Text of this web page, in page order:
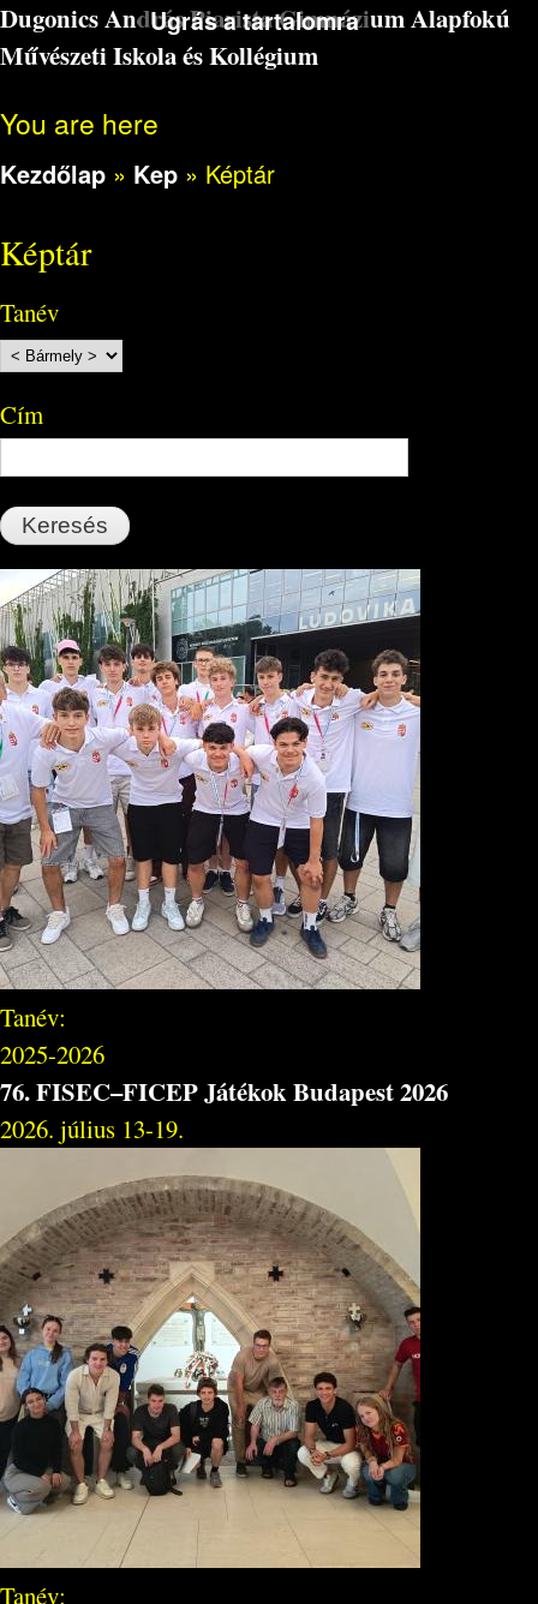
Ugrás a tartalomra
Dugonics András Piarista Gimnázium Alapfokú
Művészeti Iskola és Kollégium
You are here
Kezdőlap » Kep » Képtár
Képtár
Tanév
Cím
Tanév:
2025-2026
76. FISEC–FICEP Játékok Budapest 2026
2026. július 13-19.
Tanév: